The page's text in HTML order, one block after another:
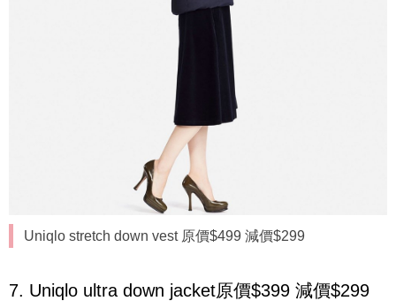
Uniqlo stretch down vest 原價$499 減價$299
7. Uniqlo ultra down jacket原價$399 減價$299